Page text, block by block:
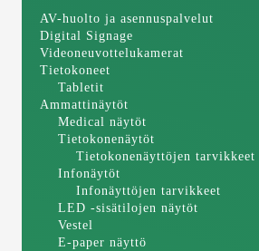
AV-huolto ja asennuspalvelut
Digital Signage
Videoneuvottelukamerat
Tietokoneet
Tabletit
Ammattinäytöt
Medical näytöt
Tietokonenäytöt
Tietokonenäyttöjen tarvikkeet
Infonäytöt
Infonäyttöjen tarvikkeet
LED -sisätilojen näytöt
Vestel
E-paper näyttö